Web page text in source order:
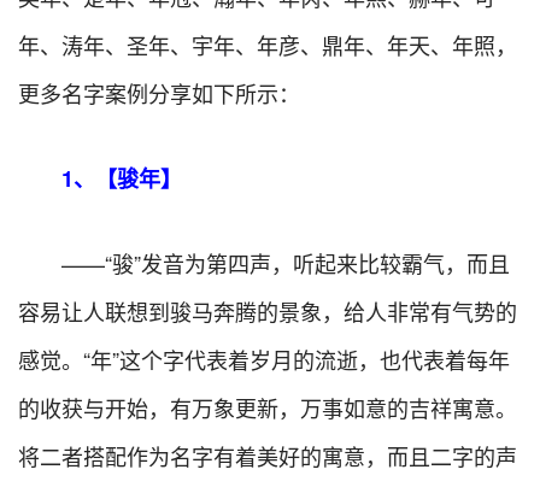
年、涛年、圣年、宇年、年彦、鼎年、年天、年照，
更多名字案例分享如下所示：
1、【骏年】
——“骏”发音为第四声，听起来比较霸气，而且
容易让人联想到骏马奔腾的景象，给人非常有气势的
感觉。“年”这个字代表着岁月的流逝，也代表着每年
的收获与开始，有万象更新，万事如意的吉祥寓意。
将二者搭配作为名字有着美好的寓意，而且二字的声